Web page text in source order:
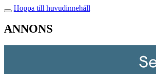
Hoppa till huvudinnehåll
ANNONS